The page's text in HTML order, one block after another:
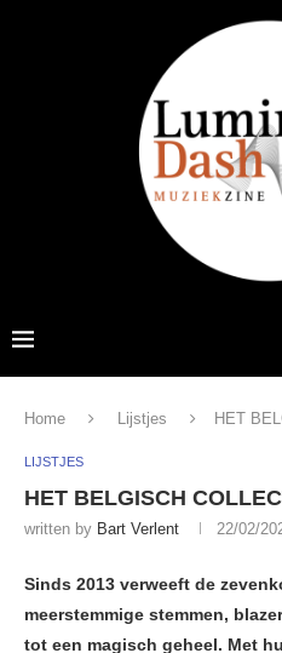
Home Lijstjes HET
LIJSTJES
HET BELGISCH
written by Bart Verlent 22/02/
Sinds 2013 verweeft de
meerstemmige stemmen,
tot een magisch geheel. Met